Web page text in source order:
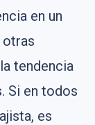
en un
otras
tendencia
Si en todos
es